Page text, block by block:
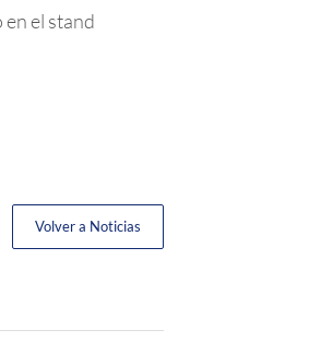
el stand
Volver a Noticias